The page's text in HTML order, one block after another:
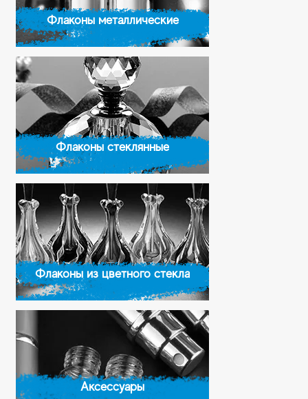
Флаконы металлические
Флаконы стеклянные
Флаконы из цветного стекла
Аксессуары